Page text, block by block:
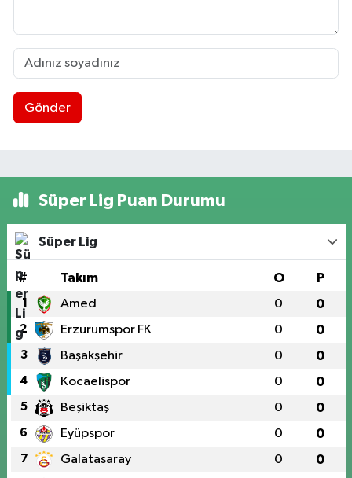
Gönder
Süper Lig Puan Durumu
Süper Lig
# Takım O P
1 Amed 0 0
2 Erzurumspor FK 0 0
3 Başakşehir 0 0
4 Kocaelispor 0 0
5 Beşiktaş 0 0
6 Eyüpspor 0 0
7 Galatasaray 0 0